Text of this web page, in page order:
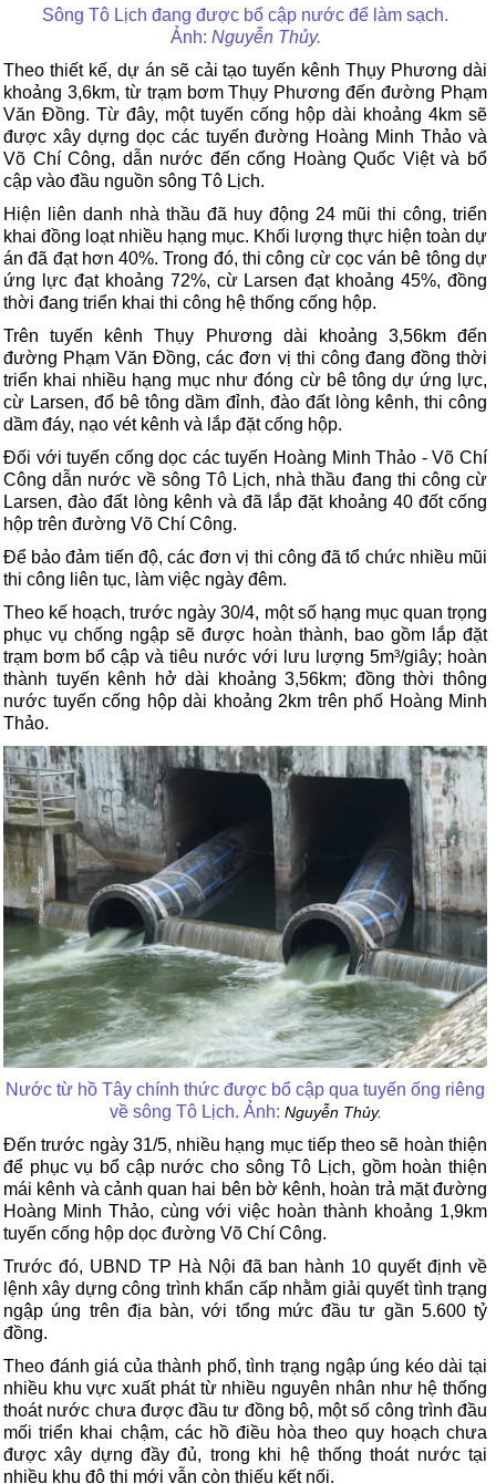
Sông Tô Lịch đang được bổ cập nước để làm sạch.
Ảnh: Nguyễn Thủy.
Theo thiết kế, dự án sẽ cải tạo tuyến kênh Thụy Phương dài
khoảng 3,6km, từ trạm bơm Thụy Phương đến đường Phạm
Văn Đồng. Từ đây, một tuyến cống hộp dài khoảng 4km sẽ
được xây dựng dọc các tuyến đường Hoàng Minh Thảo và
Võ Chí Công, dẫn nước đến cống Hoàng Quốc Việt và bổ
cập vào đầu nguồn sông Tô Lịch.
Hiện liên danh nhà thầu đã huy động 24 mũi thi công, triển
khai đồng loạt nhiều hạng mục. Khối lượng thực hiện toàn dự
án đã đạt hơn 40%. Trong đó, thi công cừ cọc ván bê tông dự
ứng lực đạt khoảng 72%, cừ Larsen đạt khoảng 45%, đồng
thời đang triển khai thi công hệ thống cống hộp.
Trên tuyến kênh Thụy Phương dài khoảng 3,56km đến
đường Phạm Văn Đồng, các đơn vị thi công đang đồng thời
triển khai nhiều hạng mục như đóng cừ bê tông dự ứng lực,
cừ Larsen, đổ bê tông dầm đỉnh, đào đất lòng kênh, thi công
dầm đáy, nạo vét kênh và lắp đặt cống hộp.
Đối với tuyến cống dọc các tuyến Hoàng Minh Thảo - Võ Chí
Công dẫn nước về sông Tô Lịch, nhà thầu đang thi công cừ
Larsen, đào đất lòng kênh và đã lắp đặt khoảng 40 đốt cống
hộp trên đường Võ Chí Công.
Để bảo đảm tiến độ, các đơn vị thi công đã tổ chức nhiều mũi
thi công liên tục, làm việc ngày đêm.
Theo kế hoạch, trước ngày 30/4, một số hạng mục quan trọng
phục vụ chống ngập sẽ được hoàn thành, bao gồm lắp đặt
trạm bơm bổ cập và tiêu nước với lưu lượng 5m³/giây; hoàn
thành tuyến kênh hở dài khoảng 3,56km; đồng thời thông
nước tuyến cống hộp dài khoảng 2km trên phố Hoàng Minh
Thảo.
Nước từ hồ Tây chính thức được bổ cập qua tuyến ống riêng
về sông Tô Lịch. Ảnh: Nguyễn Thủy.
Đến trước ngày 31/5, nhiều hạng mục tiếp theo sẽ hoàn thiện
để phục vụ bổ cập nước cho sông Tô Lịch, gồm hoàn thiện
mái kênh và cảnh quan hai bên bờ kênh, hoàn trả mặt đường
Hoàng Minh Thảo, cùng với việc hoàn thành khoảng 1,9km
tuyến cống hộp dọc đường Võ Chí Công.
Trước đó, UBND TP Hà Nội đã ban hành 10 quyết định về
lệnh xây dựng công trình khẩn cấp nhằm giải quyết tình trạng
ngập úng trên địa bàn, với tổng mức đầu tư gần 5.600 tỷ
đồng.
Theo đánh giá của thành phố, tình trạng ngập úng kéo dài tại
nhiều khu vực xuất phát từ nhiều nguyên nhân như hệ thống
thoát nước chưa được đầu tư đồng bộ, một số công trình đầu
mối triển khai chậm, các hồ điều hòa theo quy hoạch chưa
được xây dựng đầy đủ, trong khi hệ thống thoát nước tại
nhiều khu đô thị mới vẫn còn thiếu kết nối.